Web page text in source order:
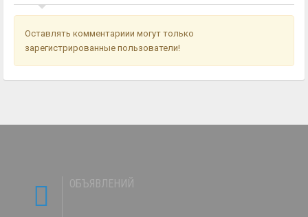
Оставлять комментариии могут только
зарегистрированные пользователи!
ОБЪЯВЛЕНИЙ